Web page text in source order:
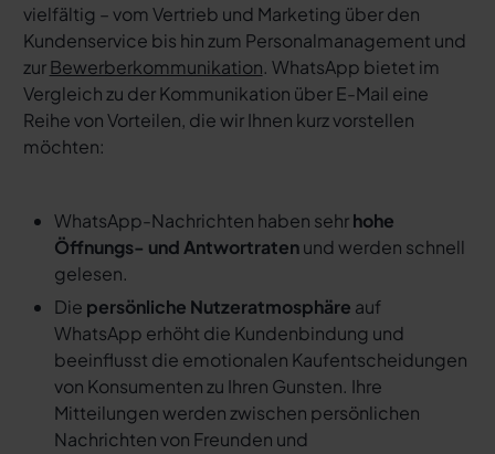
vielfältig – vom Vertrieb und Marketing über den
Kundenservice bis hin zum Personalmanagement und
zurBewerberkommunikation. WhatsApp bietet im
Vergleich zu der Kommunikation über E-Mail eine
Reihe von Vorteilen, die wir Ihnen kurz vorstellen
möchten:
WhatsApp-Nachrichten haben sehrhohe
Öffnungs- und Antwortratenund werden schnell
gelesen.
Die persönliche Nutzeratmosphäre auf
WhatsApp erhöht die Kundenbindung und
beeinflusst die emotionalen Kaufentscheidungen
von Konsumenten zu Ihren Gunsten. Ihre
Mitteilungen werden zwischen persönlichen
Nachrichten von Freunden und